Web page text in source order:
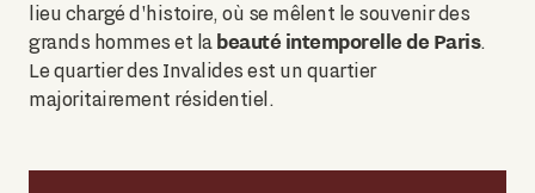
lieu chargé d'histoire, où se mêlent le souvenir des
grands hommes et la beauté intemporelle de Paris.
Le quartier des Invalides est un quartier
majoritairement résidentiel.